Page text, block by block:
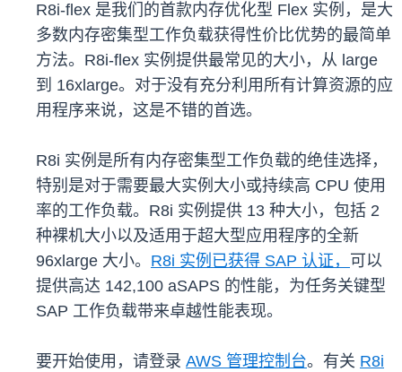
R8i-flex 是我们的首款内存优化型 Flex 实例，是大
多数内存密集型工作负载获得性价比优势的最简单
方法。R8i-flex 实例提供最常见的大小，从 large
到 16xlarge。对于没有充分利用所有计算资源的应
用程序来说，这是不错的首选。
R8i 实例是所有内存密集型工作负载的绝佳选择，
特别是对于需要最大实例大小或持续高 CPU 使用
率的工作负载。R8i 实例提供 13 种大小，包括 2
种裸机大小以及适用于超大型应用程序的全新
96xlarge 大小。 R8i 实例已获得 SAP 认证， 可以
提供高达 142,100 aSAPS 的性能，为任务关键型
SAP 工作负载带来卓越性能表现。
要开始使用，请登录 AWS 管理控制台。有关 R8i